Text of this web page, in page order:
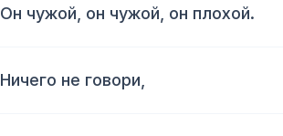
Он чужой, он чужой, он плохой.
Ничего не говори,